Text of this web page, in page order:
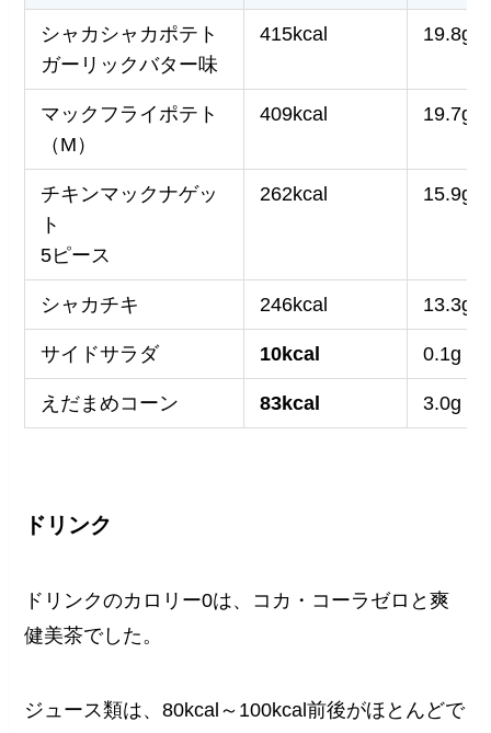
シャカシャカポテト
ガーリックバター味
415kcal 19.8g
マックフライポテト
（M）
409kcal 19.7g
チキンマックナゲッ
ト
5ピース
262kcal 15.9g
シャカチキ 246kcal 13.3g
サイドサラダ 10kcal 0.1g
えだまめコーン 83kcal 3.0g
ドリンク
ドリンクのカロリー0は、コカ・コーラゼロと爽
健美茶でした。
ジュース類は、80kcal～100kcal前後がほとんどで